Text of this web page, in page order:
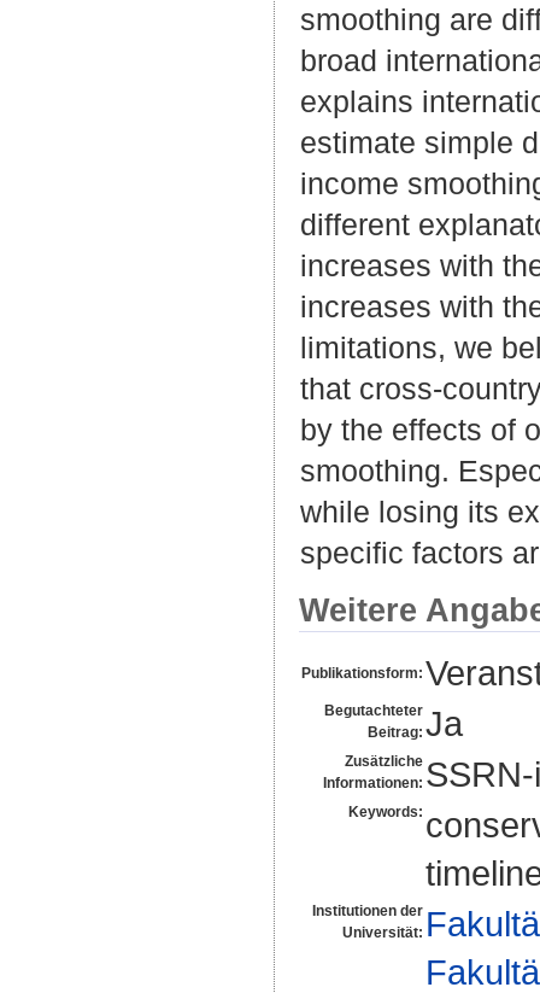
smoothing are
broad
explains
estimate simple
income
different
increases with
increases with
limitations, we
that cross-
by the effects of
smoothing.
while losing its
specific factors
Weitere
Publikationsform:
Begutachteter
Beitrag: Ja
Zusätzliche
Informationen:
Keywords:
Institutionen der
Universität: